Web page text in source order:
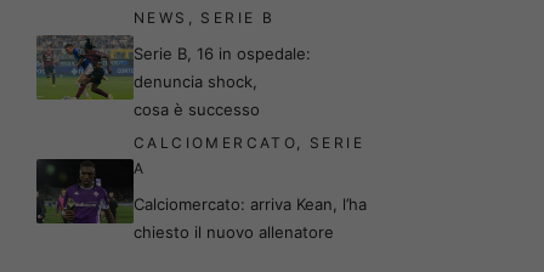
NEWS , SERIE B
Serie B, 16 in ospedale:
denuncia shock,
cosa è successo
CALCIOMERCATO, SERIE
A
Calciomercato: arriva Kean, l’ha
chiesto il nuovo allenatore